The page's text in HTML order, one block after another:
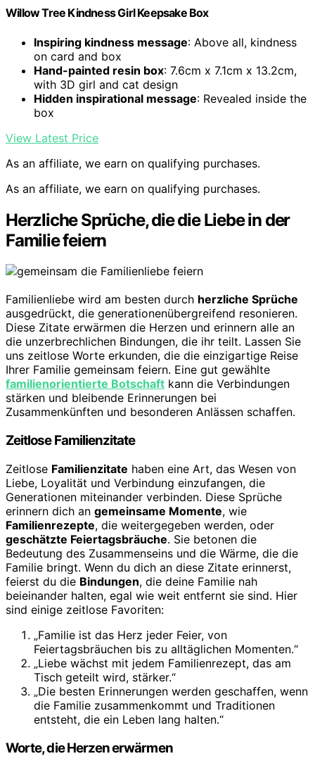
Willow Tree Kindness Girl Keepsake Box
Inspiring kindness message: Above all, kindness
on card and box
Hand-painted resin box: 7.6cm x 7.1cm x 13.2cm,
with 3D girl and cat design
Hidden inspirational message: Revealed inside the
box
View Latest Price
As an affiliate, we earn on qualifying purchases.
As an affiliate, we earn on qualifying purchases.
Herzliche Sprüche, die die Liebe in der
Familie feiern
Familienliebe wird am besten durch herzliche Sprüche
ausgedrückt, die generationenübergreifend resonieren.
Diese Zitate erwärmen die Herzen und erinnern alle an
die unzerbrechlichen Bindungen, die ihr teilt. Lassen Sie
uns zeitlose Worte erkunden, die die einzigartige Reise
Ihrer Familie gemeinsam feiern. Eine gut gewählte
familienorientierte Botschaft kann die Verbindungen
stärken und bleibende Erinnerungen bei
Zusammenkünften und besonderen Anlässen schaffen.
Zeitlose Familienzitate
Zeitlose Familienzitate haben eine Art, das Wesen von
Liebe, Loyalität und Verbindung einzufangen, die
Generationen miteinander verbinden. Diese Sprüche
erinnern dich an gemeinsame Momente, wie
Familienrezepte, die weitergegeben werden, oder
geschätzte Feiertagsbräuche. Sie betonen die
Bedeutung des Zusammenseins und die Wärme, die die
Familie bringt. Wenn du dich an diese Zitate erinnerst,
feierst du die Bindungen, die deine Familie nah
beieinander halten, egal wie weit entfernt sie sind. Hier
sind einige zeitlose Favoriten:
„Familie ist das Herz jeder Feier, von
Feiertagsbräuchen bis zu alltäglichen Momenten.“
„Liebe wächst mit jedem Familienrezept, das am
Tisch geteilt wird, stärker.“
„Die besten Erinnerungen werden geschaffen, wenn
die Familie zusammenkommt und Traditionen
entsteht, die ein Leben lang halten.“
Worte, die Herzen erwärmen